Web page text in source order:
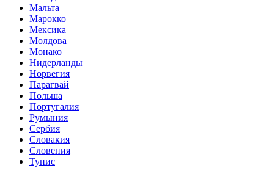
Мальта
Марокко
Мексика
Молдова
Монако
Нидерланды
Норвегия
Парагвай
Польша
Португалия
Румыния
Сербия
Словакия
Словения
Тунис